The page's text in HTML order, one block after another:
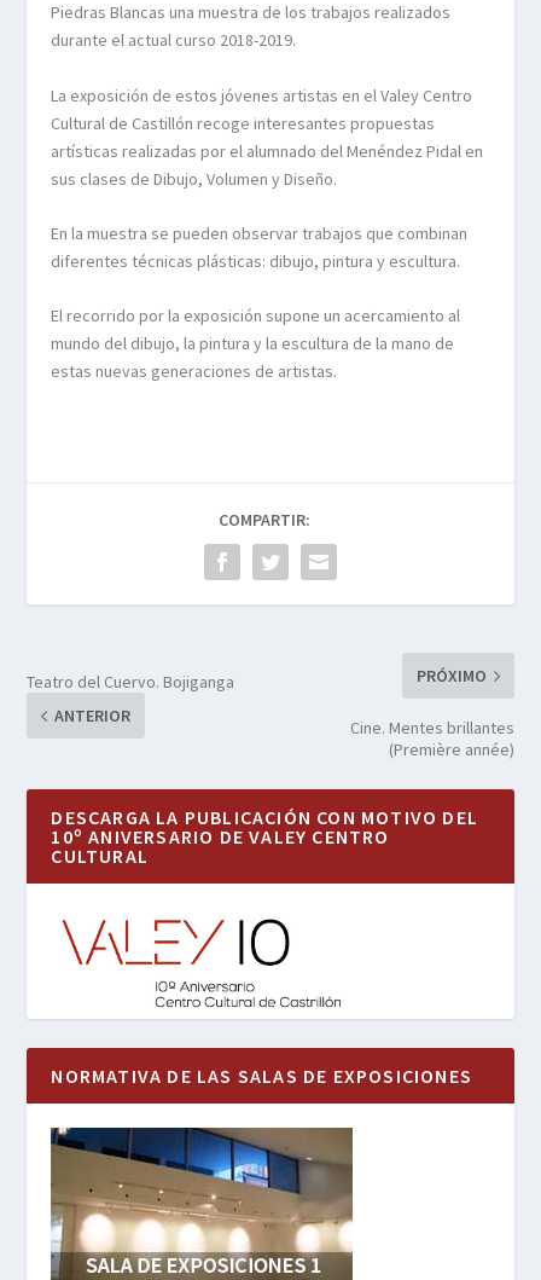
Piedras Blancas una muestra de los trabajos realizados
durante el actual curso 2018-2019.
La exposición de estos jóvenes artistas en el Valey Centro
Cultural de Castillón recoge interesantes propuestas
artísticas realizadas por el alumnado del Menéndez Pidal en
sus clases de Dibujo, Volumen y Diseño.
En la muestra se pueden observar trabajos que combinan
diferentes técnicas plásticas: dibujo, pintura y escultura.
El recorrido por la exposición supone un acercamiento al
mundo del dibujo, la pintura y la escultura de la mano de
estas nuevas generaciones de artistas.
COMPARTIR:
Teatro del Cuervo. Bojiganga
ANTERIOR
PRÓXIMO
Cine. Mentes brillantes
(Première année)
DESCARGA LA PUBLICACIÓN CON MOTIVO DEL
10º ANIVERSARIO DE VALEY CENTRO
CULTURAL
NORMATIVA DE LAS SALAS DE EXPOSICIONES